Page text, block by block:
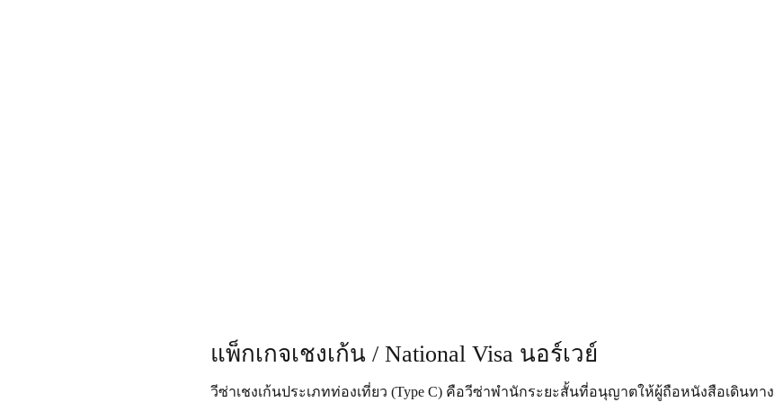
แพ็กเกจเชงเก้น / National Visa นอร์เวย์
วีซ่าเชงเก้นประเภทท่องเที่ยว (Type C) คือวีซ่าพำนักระยะสั้นที่อนุญาตให้ผู้ถือหนังสือเดินทาง